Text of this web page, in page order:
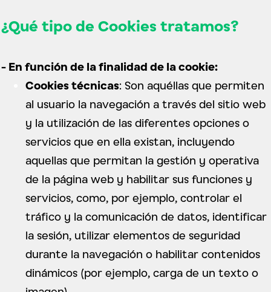
¿Qué tipo de Cookies tratamos?
- En función de la finalidad de la cookie:
Cookies técnicas: Son aquéllas que permiten
al usuario la navegación a través del sitio web
y la utilización de las diferentes opciones o
servicios que en ella existan, incluyendo
aquellas que permitan la gestión y operativa
de la página web y habilitar sus funciones y
servicios, como, por ejemplo, controlar el
tráfico y la comunicación de datos, identificar
la sesión, utilizar elementos de seguridad
durante la navegación o habilitar contenidos
dinámicos (por ejemplo, carga de un texto o